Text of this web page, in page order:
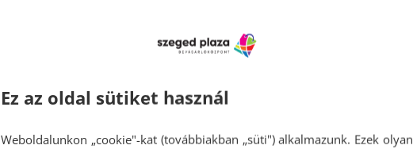
Ez az oldal sütiket használ
Weboldalunkon „cookie"-kat (továbbiakban „süti") alkalmazunk. Ezek olyan